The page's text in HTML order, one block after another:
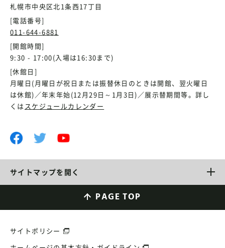
札幌市中央区北1条西17丁目
[電話番号]
011-644-6881
[開館時間]
9:30 - 17:00(入場は16:30まで)
[休館日]
月曜日(月曜日が祝日または振替休日のときは開館、翌火曜日
は休館)／年末年始(12月29日～1月3日)／展示替期間等。詳し
くは スケジュールカレンダー
サイトマップを開く
PAGE TOP
サイトポリシー